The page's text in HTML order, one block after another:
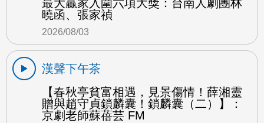
最大贏家入圍六項大獎：台南人劇團林
曉函、張家禎
2026/08/03
漢聲下午茶
【春秋亭貧富相遇，見景傷情！薛湘靈
贈與趙守貞鎖麟囊！鎖麟囊（二）】：
京劇老師蘇蓓芸 FM